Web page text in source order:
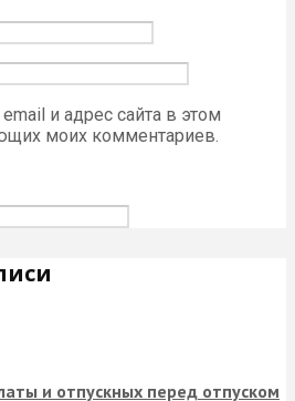
и адрес сайта в этом
моих комментариев.
и отпускных перед отпуском